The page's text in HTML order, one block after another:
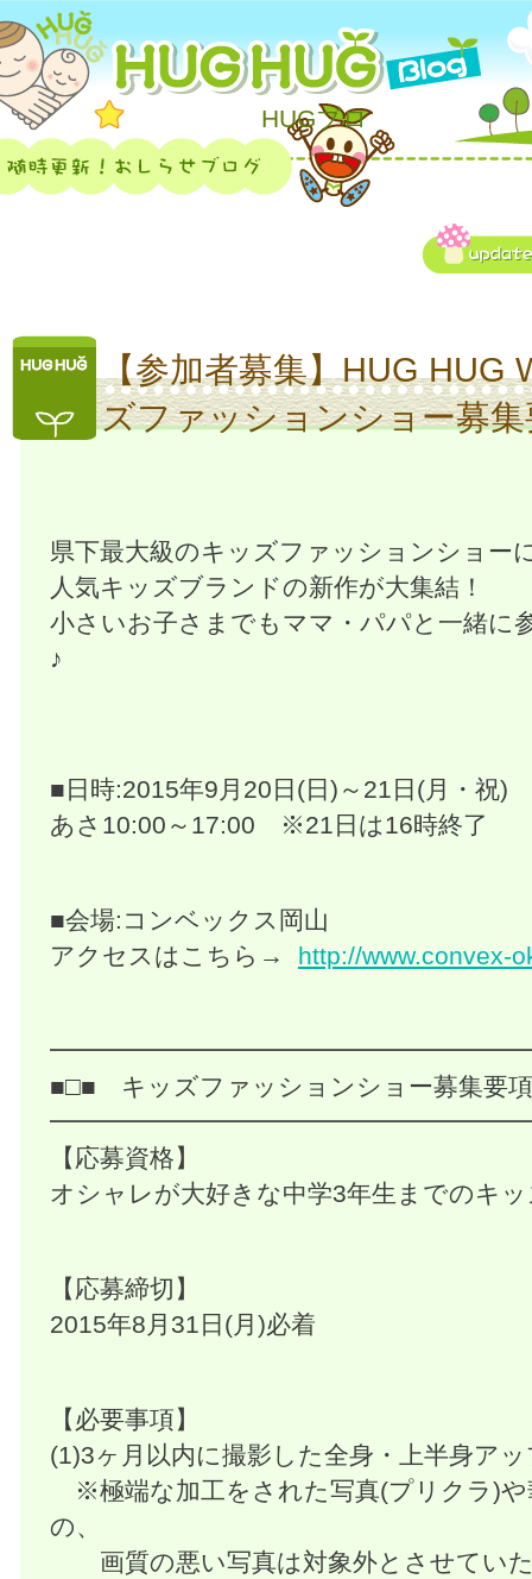
HUGブロ
【参加者募集】HUG HUG
ズファッションショー募集
県下最大級のキッズファッションショー
人気キッズブランドの新作が大集結！
小さいお子さまでもママ・パパと一緒に
♪
■日時:2015年9月20日(日)～21日(月・祝)
あさ10:00～17:00 ※21日は16時終了
■会場:コンベックス岡山
アクセスはこちら→ http://www.convex-
■□■ キッズファッションショー募集要
【応募資格】
オシャレが大好きな中学3年生までのキ
【応募締切】
2015年8月31日(月)必着
【必要事項】
(1)3ヶ月以内に撮影した全身・上半身ア
※極端な加工をされた写真(プリクラ)や
の、
画質の悪い写真は対象外とさせてい